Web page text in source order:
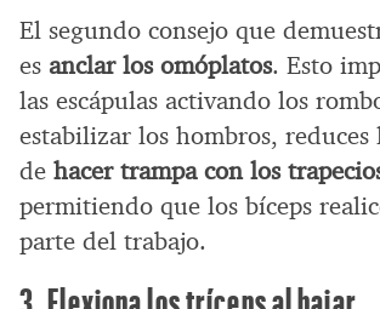
El segundo consejo que
es anclar los omóplatos. Esto
las escápulas activando los
estabilizar los hombros,
de hacer trampa con los
permitiendo que los bíceps
parte del trabajo.